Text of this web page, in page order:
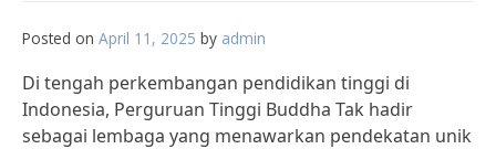
Posted on April 11, 2025 by admin
Di tengah perkembangan pendidikan tinggi di
Indonesia, Perguruan Tinggi Buddha Tak hadir
sebagai lembaga yang menawarkan pendekatan unik